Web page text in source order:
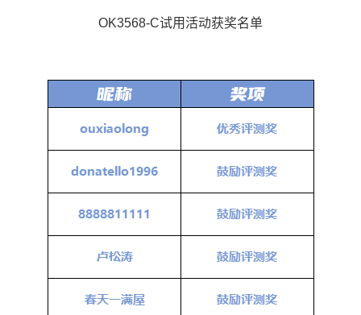
OK3568-C试用活动获奖名单